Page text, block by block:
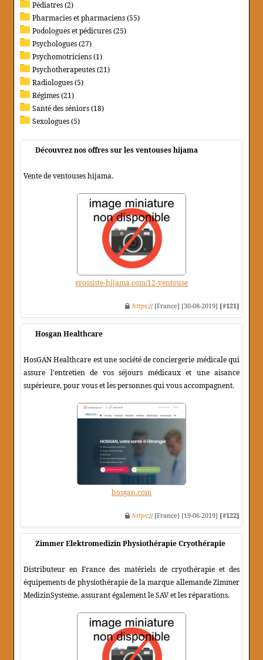
Pédiatres (2)
Pharmacies et pharmaciens (55)
Podologues et pédicures (25)
Psychologues (27)
Psychomotriciens (1)
Psychotherapeutes (21)
Radiologues (5)
Régimes (21)
Santé des séniors (18)
Sexologues (5)
Découvrez nos offres sur les ventouses hijama
Vente de ventouses hijama.
grossiste-hijama.com/12-ventouse
https:// [France] [30-08-2019] [#121]
Hosgan Healthcare
HosGAN Healthcare est une société de conciergerie médicale qui
assure l'entretien de vos séjours médicaux et une aisance
supérieure, pour vous et les personnes qui vous accompagnent.
hosgan.com
https:// [France] [19-06-2019] [#122]
Zimmer Elektromedizin Physiothérapie Cryothérapie
Distributeur en France des matériels de cryothérapie et des
équipements de physiothérapie de la marque allemande Zimmer
MedizinSysteme, assurant également le SAV et les réparations.